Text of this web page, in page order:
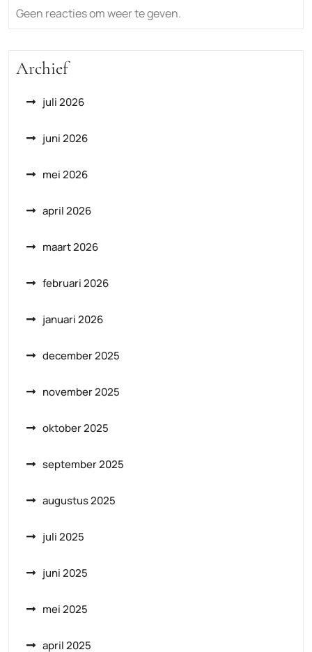
Geen reacties om weer te geven.
Archief
juli 2026
juni 2026
mei 2026
april 2026
maart 2026
februari 2026
januari 2026
december 2025
november 2025
oktober 2025
september 2025
augustus 2025
juli 2025
juni 2025
mei 2025
april 2025